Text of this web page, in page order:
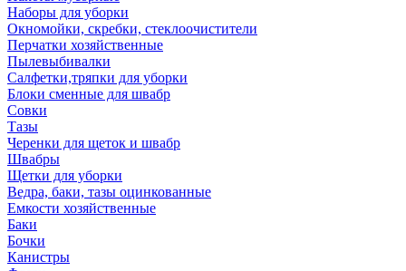
Наборы для уборки
Окномойки, скребки, стеклоочистители
Перчатки хозяйственные
Пылевыбивалки
Салфетки,тряпки для уборки
Блоки сменные для швабр
Совки
Тазы
Черенки для щеток и швабр
Швабры
Щетки для уборки
Ведра, баки, тазы оцинкованные
Емкости хозяйственные
Баки
Бочки
Канистры